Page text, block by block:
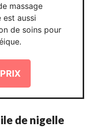
massage
est aussi
de soins pour
de nigelle